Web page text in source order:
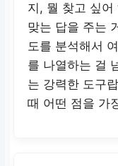
지, 뭘 찾고 싶어
맞는 답을 주는
도를 분석해서
를 나열하는 걸
는 강력한 도구
때 어떤 점을 가